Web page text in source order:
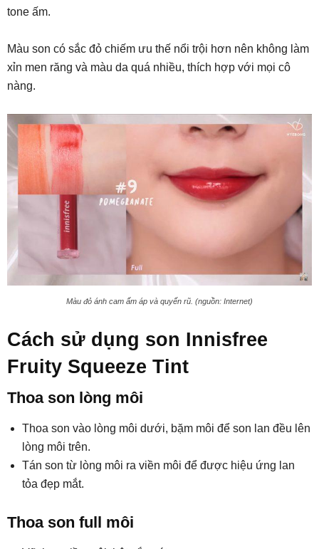
tone ấm.
Màu son có sắc đỏ chiếm ưu thế nổi trội hơn nên không làm
xỉn men răng và màu da quá nhiều, thích hợp với mọi cô
nàng.
Màu đỏ ánh cam ấm áp và quyến rũ. (nguồn: Internet)
Cách sử dụng son Innisfree
Fruity Squeeze Tint
Thoa son lòng môi
Thoa son vào lòng môi dưới, bặm môi để son lan đều lên
lòng môi trên.
Tán son từ lòng môi ra viền môi để được hiệu ứng lan
tỏa đẹp mắt.
Thoa son full môi